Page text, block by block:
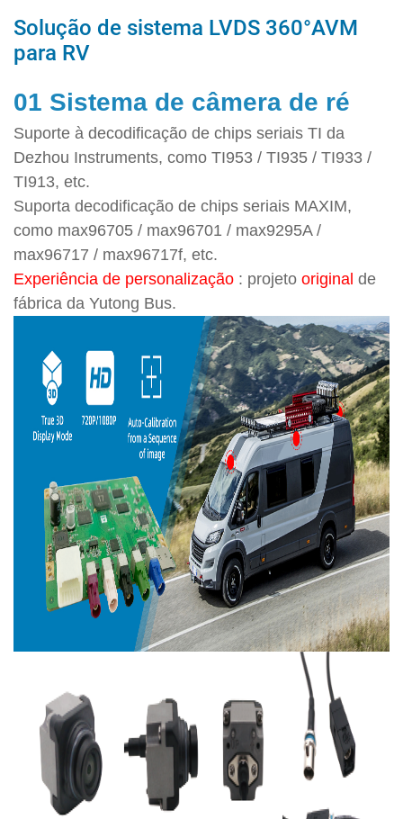
Solução de sistema LVDS 360°AVM
para RV
01 Sistema de câmera de ré
Suporte à decodificação de chips seriais TI da
Dezhou Instruments, como TI953 / TI935 / TI933 /
TI913, etc.
Suporta decodificação de chips seriais MAXIM,
como max96705 / max96701 / max9295A /
max96717 / max96717f, etc.
Experiência de personalização : projeto original de
fábrica da Yutong Bus.